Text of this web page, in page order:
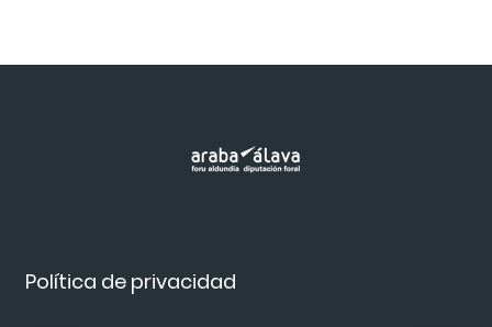
Política de privacidad